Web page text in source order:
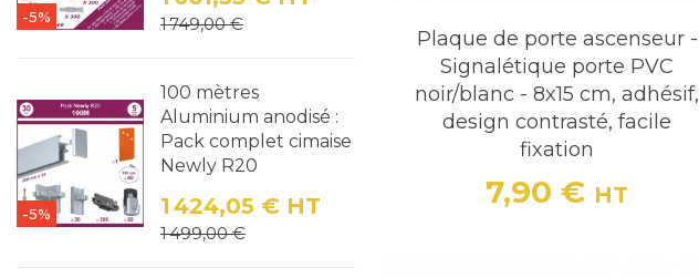
-5% Prix
Prix de base
1 749,00 €
-5%
100 mètres
Aluminium anodisé :
Pack complet cimaise
Newly R20
Prix
1 424,05 € HT
Prix de base
1 499,00 €
Plaque de porte ascenseur -
Signalétique porte PVC
noir/blanc - 8x15 cm, adhésif,
design contrasté, facile
fixation
Prix
7,90 € HT